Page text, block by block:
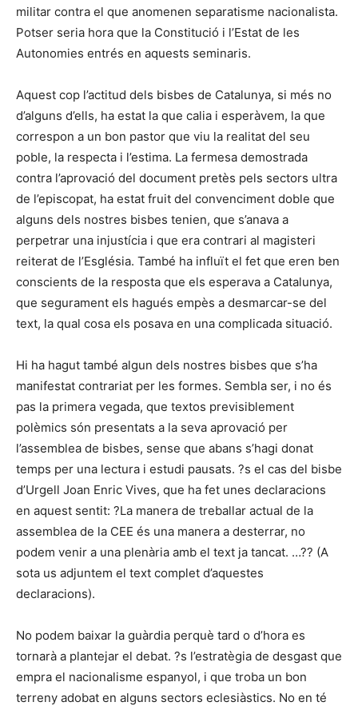
militar contra el que anomenen separatisme nacionalista.
Potser seria hora que la Constitució i l’Estat de les
Autonomies entrés en aquests seminaris.
Aquest cop l’actitud dels bisbes de Catalunya, si més no
d’alguns d’ells, ha estat la que calia i esperàvem, la que
correspon a un bon pastor que viu la realitat del seu
poble, la respecta i l’estima. La fermesa demostrada
contra l’aprovació del document pretès pels sectors ultra
de l’episcopat, ha estat fruit del convenciment doble que
alguns dels nostres bisbes tenien, que s’anava a
perpetrar una injustícia i que era contrari al magisteri
reiterat de l’Església. També ha influït el fet que eren ben
conscients de la resposta que els esperava a Catalunya,
que segurament els hagués empès a desmarcar-se del
text, la qual cosa els posava en una complicada situació.
Hi ha hagut també algun dels nostres bisbes que s’ha
manifestat contrariat per les formes. Sembla ser, i no és
pas la primera vegada, que textos previsiblement
polèmics són presentats a la seva aprovació per
l’assemblea de bisbes, sense que abans s’hagi donat
temps per una lectura i estudi pausats. ?s el cas del bisbe
d’Urgell Joan Enric Vives, que ha fet unes declaracions
en aquest sentit: ?La manera de treballar actual de la
assemblea de la CEE és una manera a desterrar, no
podem venir a una plenària amb el text ja tancat. …?? (A
sota us adjuntem el text complet d’aquestes
declaracions).
No podem baixar la guàrdia perquè tard o d’hora es
tornarà a plantejar el debat. ?s l’estratègia de desgast que
empra el nacionalisme espanyol, i que troba un bon
terreny adobat en alguns sectors eclesiàstics. No en té